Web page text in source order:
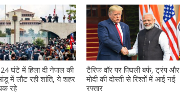
घंटे में हिला दी नेपाल की
में लौट रही शांति, ये शहर
रहे
टैरिफ वॉर पर पिघली बर्फ, ट्रंप और
मोदी की दोस्ती से रिश्तों में आई नई
रफ्तार